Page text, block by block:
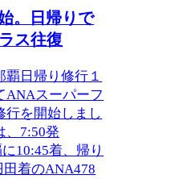
。日帰りで
ス往復
覇日帰り修行１
ANAスーパーフ
行を開始しまし
、7:50発
10:45着、帰り
田着のANA478